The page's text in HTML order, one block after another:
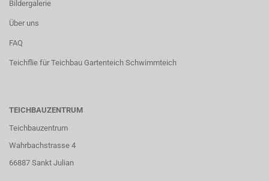
Bildergalerie
Über uns
FAQ
Teichflie für Teichbau Gartenteich Schwimmteich
TEICHBAUZENTRUM
Teichbauzentrum
Wahrbachstrasse 4
66887 Sankt Julian